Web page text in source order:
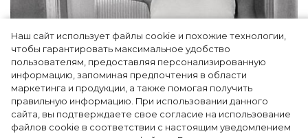
Наш сайт использует файлы cookie и похожие технологии,
чтобы гарантировать максимальное удобство
пользователям, предоставляя персонализированную
информацию, запоминая предпочтения в области
маркетинга и продукции, а также помогая получить
правильную информацию. При использовании данного
сайта, вы подтверждаете свое согласие на использование
файлов cookie в соответствии с настоящим уведомлением
Тейлор Рассел в образе белого лебедя на
церемонии BAFTA-2024